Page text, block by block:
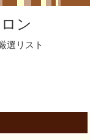
ン
選リスト